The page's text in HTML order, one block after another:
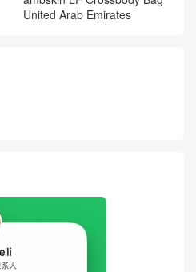
New Chanel Bag 26P Black